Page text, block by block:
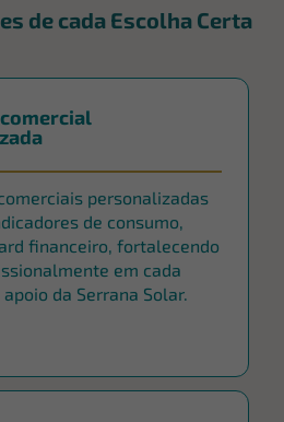
de cada Escolha Certa
personalizadas
de consumo,
financeiro, fortalecendo
em cada
da Serrana Solar.